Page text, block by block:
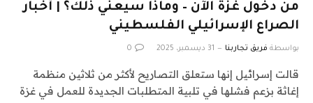
من دخول غزة الآن – وماذا سيعني ذلك؟ | أخبار
الصراع الإسرائيلي الفلسطيني
بواسطة فريق تجاربنا 31 ديسمبر، 2025 0
قالت إسرائيل إنها ستعلق التصاريح لأكثر من ثلاثين منظمة
إغاثة بزعم فشلها في تلبية المتطلبات الجديدة للعمل في غزة